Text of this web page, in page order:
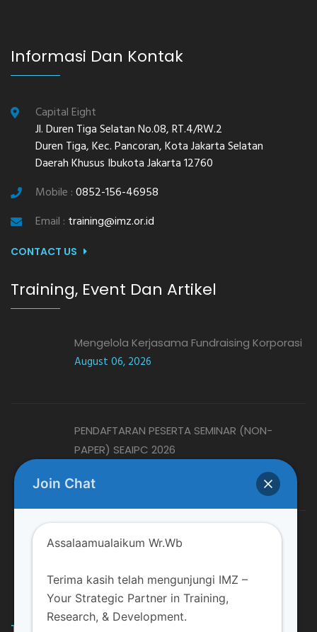
Informasi Dan Kontak
Capital Eight
Jl. Duren Tiga Selatan No.08, RT.4/RW.2
Duren Tiga, Kec. Pancoran, Kota Jakarta Selatan
Daerah Khusus Ibukota Jakarta 12760
Mobile :0852-156-46958
Email : training@imz.or.id
CONTACT US
Training, Event Dan Artikel
Mengelola Kerjasama Fundraising Korporasi
August 06, 2026
PENDAFTARAN PESERTA SEMINAR (NON-
PAPER) SEAIPC 2026
MENYOAL STATUS AMIL ZAKAT: MUSTAHIK
August 06, 2026
TRAINING DAN EVENT LAINNYA
Join Chat
Assalaamualaikum Wr.Wb
Terima kasih telah mengunjungi IMZ –
Your Strategic Partner in Training,
Research, & Development.